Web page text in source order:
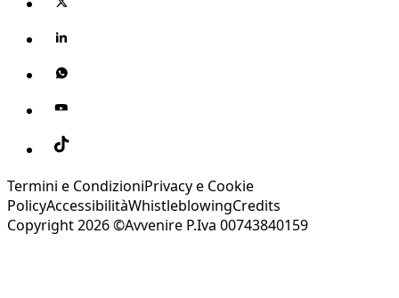
Termini e CondizioniPrivacy e Cookie
PolicyAccessibilitàWhistleblowingCredits
Copyright 2026 ©Avvenire P.Iva 00743840159